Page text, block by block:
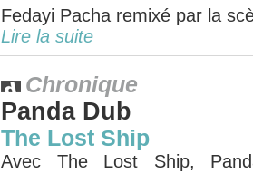
Fedayi Pacha remixé par la
Lire la suite
Chronique
Panda Dub
The Lost Ship
Avec The Lost Ship,